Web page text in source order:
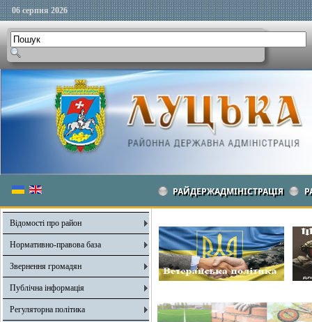
06 серпня 2026
РАЙДЕРЖАДМІНІСТРАЦІЯ
Відомості про район
Нормативно-правова база
Звернення громадян
Публічна інформація
Регуляторна політика